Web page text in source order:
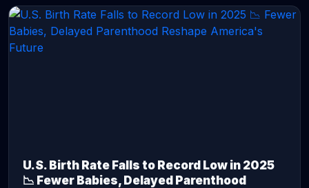
U.S. Birth Rate Falls to Record Low in 2025
📉 Fewer Babies, Delayed Parenthood